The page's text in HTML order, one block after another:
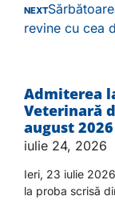
NEXT
revine cu cea
Admiterea
Veterinară
august 2026
iulie 24, 2026
Ieri, 23 iulie
la proba scrisă